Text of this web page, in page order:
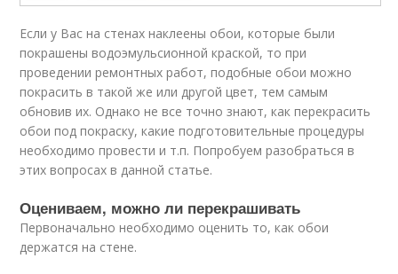
Если у Вас на стенах наклеены обои, которые были
покрашены водоэмульсионной краской, то при
проведении ремонтных работ, подобные обои можно
покрасить в такой же или другой цвет, тем самым
обновив их. Однако не все точно знают, как перекрасить
обои под покраску, какие подготовительные процедуры
необходимо провести и т.п. Попробуем разобраться в
этих вопросах в данной статье.
Оцениваем, можно ли перекрашивать
Первоначально необходимо оценить то, как обои
держатся на стене.